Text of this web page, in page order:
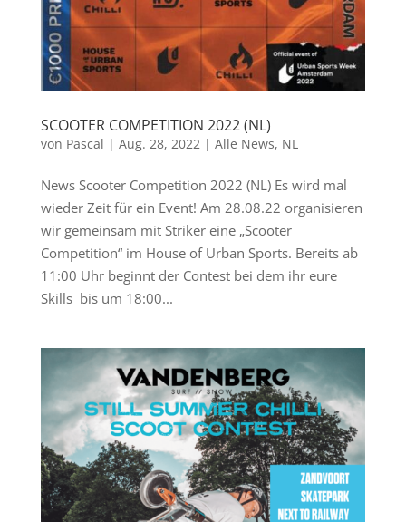
SCOOTER COMPETITION 2022 (NL)
von Pascal | Aug. 28, 2022| Alle News, NL
News Scooter Competition 2022 (NL) Es wird mal
wieder Zeit für ein Event! Am 28.08.22 organisieren
wir gemeinsam mit Striker eine „Scooter
Competition“ im House of Urban Sports. Bereits ab
11:00 Uhr beginnt der Contest bei dem ihr eure
Skills bis um 18:00...